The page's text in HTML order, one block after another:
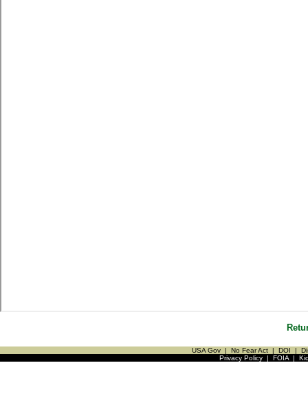
USA Gov | No Fear Act | DOI |
Privacy Policy| FOIA|